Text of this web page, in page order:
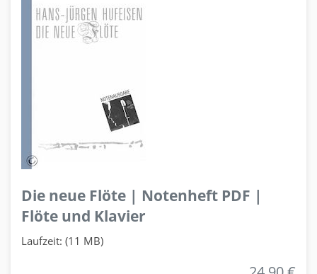
Die neue Flöte | Notenheft PDF |
Flöte und Klavier
Laufzeit: (11 MB)